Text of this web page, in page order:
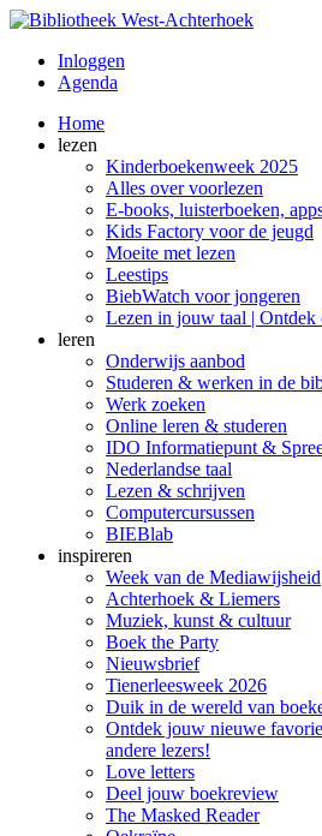
Inloggen
Agenda
Home
lezen
Kinderboekenweek 2025
Alles over voorlezen
E-books, luisterboeken,
Kids Factory voor de jeugd
Moeite met lezen
Leestips
BiebWatch voor jongeren
Lezen in jouw taal | Ontdek
leren
Onderwijs aanbod
Studeren & werken in de
Werk zoeken
Online leren & studeren
IDO Informatiepunt &
Nederlandse taal
Lezen & schrijven
Computercursussen
BIEBlab
inspireren
Week van de Mediawijsheid
Achterhoek & Liemers
Muziek, kunst & cultuur
Boek the Party
Nieuwsbrief
Tienerleesweek 2026
Duik in de wereld van
Ontdek jouw nieuwe
andere lezers!
Love letters
Deel jouw boekreview
The Masked Reader